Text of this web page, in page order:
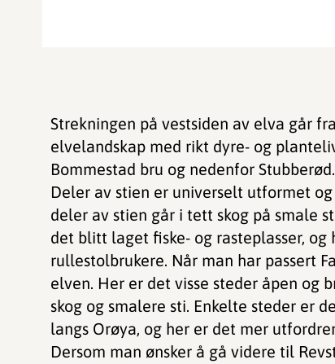
Strekningen på vestsiden av elva går
elvelandskap med rikt dyre- og
Bommestad bru og nedenfor Stubberød.
Deler av stien er universelt utformet
deler av stien går i tett skog på smale
det blitt laget fiske- og rasteplasser,
rullestolbrukere. Når man har passert
elven. Her er det visse steder åpen og
skog og smalere sti. Enkelte steder er
langs Orøya, og her er det mer
Dersom man ønsker å gå videre til